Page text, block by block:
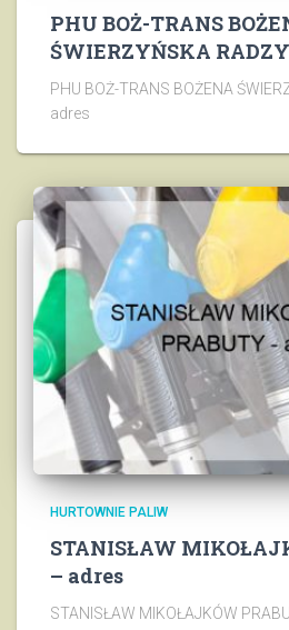
PHU BOŻ-TRANS
ŚWIERZYŃSKA
PHU BOŻ-TRANS BOŻENA
adres
HURTOWNIE PALIW
STANISŁAW
– adres
STANISŁAW MIKOŁAJKÓW